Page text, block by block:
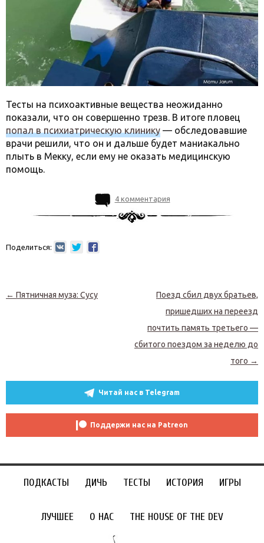
Тесты на психоактивные вещества неожиданно
показали, что он совершенно трезв. В итоге пловец
попал в психиатрическую клинику — обследовавшие
врачи решили, что он и дальше будет маниакально
плыть в Мекку, если ему не оказать медицинскую
помощь.
4 комментария
Поделиться:
Навигация по записям
← Пятничная муза: Сусу
Поезд сбил двух братьев,
пришедших на переезд
почтить память третьего —
сбитого поездом за неделю до
того →
Читай нас в Telegram
Поддержи нас на Patreon
ПОДКАСТЫ ДИЧЬ ТЕСТЫ ИСТОРИЯ ИГРЫ
ЛУЧШЕЕ О НАС THE HOUSE OF THE DEV